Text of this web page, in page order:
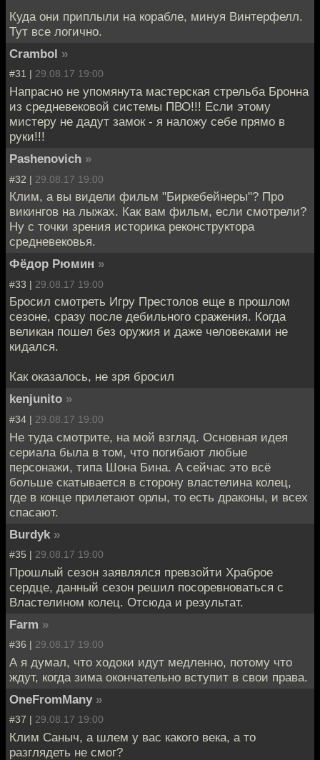
Куда они приплыли на корабле, минуя Винтерфелл.
Тут все логично.
Crambol »
#31 | 29.08.17 19:00
Напрасно не упомянута мастерская стрельба Бронна
из средневековой системы ПВО!!! Если этому
мистеру не дадут замок - я наложу себе прямо в
руки!!!
Pashenovich »
#32 | 29.08.17 19:00
Клим, а вы видели фильм "Биркебейнеры"? Про
викингов на лыжах. Как вам фильм, если смотрели?
Ну с точки зрения историка реконструктора
средневековья.
Фёдор Рюмин »
#33 | 29.08.17 19:00
Бросил смотреть Игру Престолов еще в прошлом
сезоне, сразу после дебильного сражения. Когда
великан пошел без оружия и даже человеками не
кидался.
Как оказалось, не зря бросил
kenjunito »
#34 | 29.08.17 19:00
Не туда смотрите, на мой взгляд. Основная идея
сериала была в том, что погибают любые
персонажи, типа Шона Бина. А сейчас это всё
больше скатывается в сторону властелина колец,
где в конце прилетают орлы, то есть драконы, и всех
спасают.
Burdyk »
#35 | 29.08.17 19:00
Прошлый сезон заявлялся превзойти Храброе
сердце, данный сезон решил посоревноваться с
Властелином колец. Отсюда и результат.
Farm »
#36 | 29.08.17 19:00
А я думал, что ходоки идут медленно, потому что
ждут, когда зима окончательно вступит в свои права.
OneFromMany »
#37 | 29.08.17 19:00
Клим Саныч, а шлем у вас какого века, а то
разглядеть не смог?